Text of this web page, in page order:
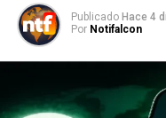
Publicado Hace 4
Por Notifalcon